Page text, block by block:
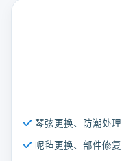
琴弦更换、防潮处理
呢毡更换、部件修复